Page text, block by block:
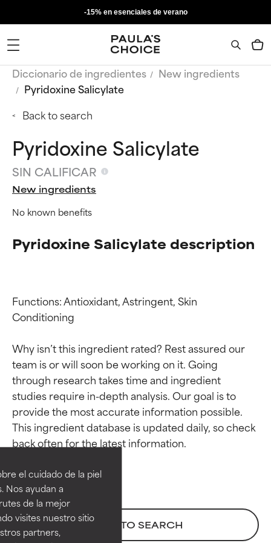
el cuidado de la piel
Nos ayudan a
de la mejor
visites nuestro sitio
partners,
-15% en esenciales de verano
Diccionario de ingredientes
New ingredients
Pyridoxine Salicylate
Back to search
Pyridoxine Salicylate
SIN CALIFICAR
New ingredients
No known benefits
Pyridoxine Salicylate description
Functions: Antioxidant, Astringent, Skin
Conditioning
Why isn’t this ingredient rated? Rest assured our
team is or will soon be working on it. Going
through research takes time and ingredient
studies require in-depth analysis. Our goal is to
provide the most accurate information possible.
This ingredient database is updated daily, so check
BACK TO SEARCH
Calificaciones de
ingredientes
EXCELENTE
Ingrediente sobresaliente con
beneficios reales para la piel. Su
eficacia está demostrada y
Calificaciones de
ingredientes
EXCELENTE
Ingrediente sobresaliente con
beneficios reales para la piel. Su
eficacia está demostrada y